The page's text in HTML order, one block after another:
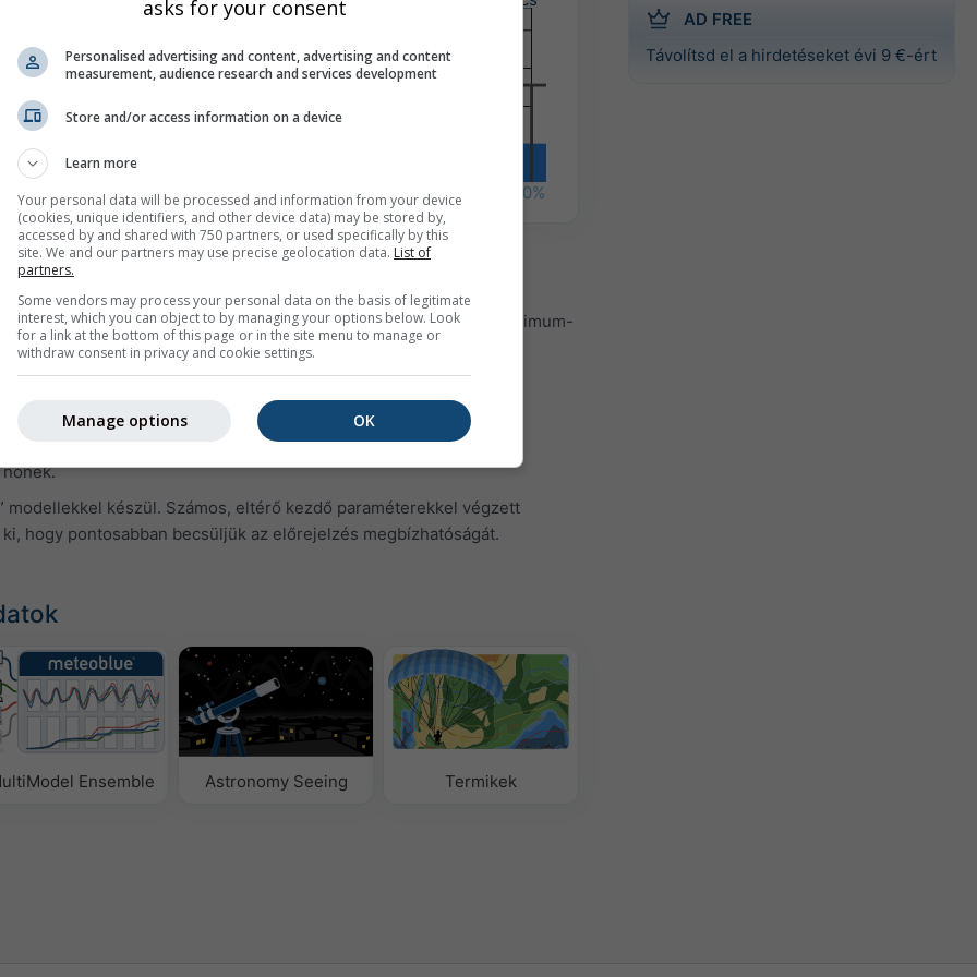
AD FREE
Távolítsd el a hirdetéseket évi 9 €-ért
25% 15% 10% 15% 35% 45% 55% 50%
napos időjárási trendjét mutatja napi időjárási szimbólumokkal, minimum-
valamint a csapadék mennyiségével és valószínűségével.
grafikon színezése jelzi. Minél erősebbek a kilengések, annál
A vastag vonal a legvalószínűbb tendenciát mutatja.
jelöli. Ezek a bizonytalanságok általában az előrejelzési napok
modellekkel készül. Számos, eltérő kezdő paraméterekkel végzett
hogy pontosabban becsüljük az előrejelzés megbízhatóságát.
Ensemble Astronomy Seeing Termikek
asks for your consent
Personalised advertising and content, advertising and content
measurement, audience research and services development
Store and/or access information on a device
Learn more
Your personal data will be processed and information from your device
(cookies, unique identifiers, and other device data) may be stored by,
accessed by and shared with 750 partners, or used specifically by this
site. We and our partners may use precise geolocation data. List of
partners.
Some vendors may process your personal data on the basis of legitimate
interest, which you can object to by managing your options below. Look
for a link at the bottom of this page or in the site menu to manage or
withdraw consent in privacy and cookie settings.
OK
Manage options